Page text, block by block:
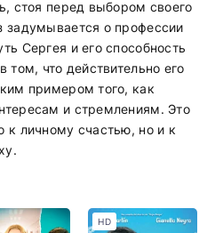
стоя перед выбором своего
задумывается о профессии
Сергея и его способность
том, что действительно его
примером того, как
и стремлениям. Это
к личному счастью, но и к
HD